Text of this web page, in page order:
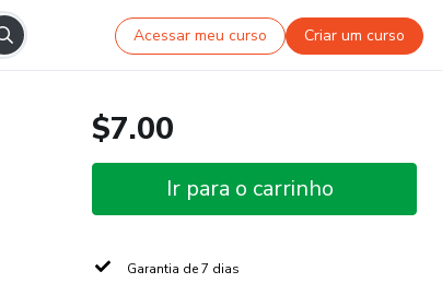
Acessar meu curso Criar um curso
$7.00
Ir para o carrinho
Garantia de 7 dias